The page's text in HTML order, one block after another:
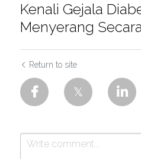
Kenali Gejala
Menyerang
Return to site